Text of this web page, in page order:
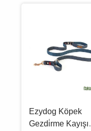
Ezydog Köpek
Gezdi̇rme Kayışı